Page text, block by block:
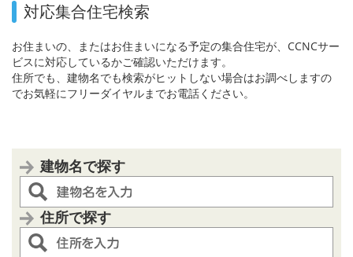
対応集合住宅検索
お住まいの、またはお住まいになる予定の集合住宅が、CCNCサー
ビスに対応しているかご確認いただけます。
住所でも、建物名でも検索がヒットしない場合はお調べしますの
でお気軽にフリーダイヤルまでお電話ください。
建物名で探す
住所で探す